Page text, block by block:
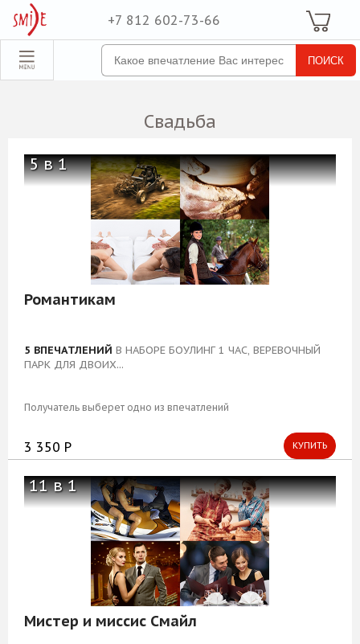
Для неё
набор
Для двоих
Экстрим
наборы
Блог
+7 812 602-73-66 Ваша Корзина
Свадьба
5 в 1
Романтикам
5 ВПЕЧАТЛЕНИЙ В НАБОРЕ БОУЛИНГ 1 ЧАС, ВЕРЕВОЧНЫЙ
ПАРК ДЛЯ ДВОИХ...
Получатель выберет одно из впечатлений
3 350 Р КУПИТЬ
11 в 1
Мистер и миссис Смайл